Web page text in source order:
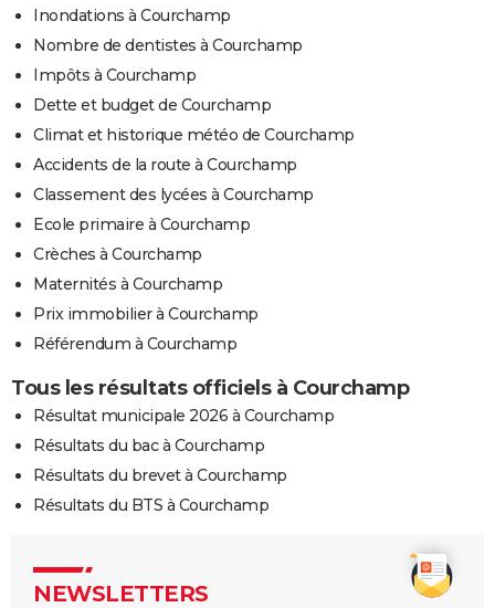
Inondations à Courchamp
Nombre de dentistes à Courchamp
Impôts à Courchamp
Dette et budget de Courchamp
Climat et historique météo de Courchamp
Accidents de la route à Courchamp
Classement des lycées à Courchamp
Ecole primaire à Courchamp
Crèches à Courchamp
Maternités à Courchamp
Prix immobilier à Courchamp
Référendum à Courchamp
Tous les résultats officiels à Courchamp
Résultat municipale 2026 à Courchamp
Résultats du bac à Courchamp
Résultats du brevet à Courchamp
Résultats du BTS à Courchamp
NEWSLETTERS